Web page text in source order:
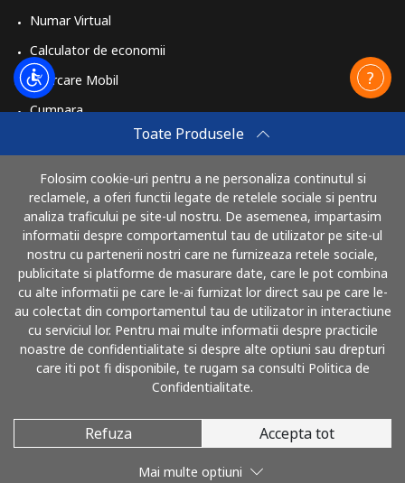
Toate Produsele
Folosim cookie-uri pentru a ne personaliza continutul si
reclamele, a oferi functii legate de retelele sociale si pentru
analiza traficului pe site-ul nostru. De asemenea, impartasim
informatii despre comportamentul tau de utilizator pe site-ul
nostru cu partenerii nostri care ne furnizeaza retele sociale,
publicitate si platforme de masurare date, care le pot combina
cu alte informatii pe care le-ai furnizat lor direct sau pe care le-
au colectat din comportamentul tau de utilizator in interactiune
cu serviciul lor. Pentru mai multe informatii despre practicile
noastre de confidentialitate si despre alte optiuni sau drepturi
care iti pot fi disponibile, te rugam sa consulti Politica de
Confidentialitate.
Refuza Accepta tot
Mai multe optiuni
Numar Virtual
Calculator de economii
Reincarcare Mobil
Cumpara
Cumpara
Cum functioneaza
Poti plati cu
© 2026 SunaRomania